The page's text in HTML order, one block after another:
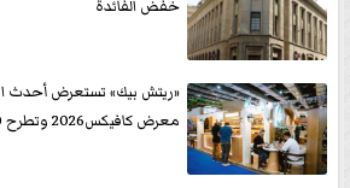
خفض الفائدة
«ريتش بيك» تستعرض أحدث
معرض كافيكس2026 وتطرح 10 منتجات...